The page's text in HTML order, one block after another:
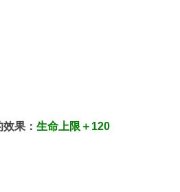
果： 生命上限＋120